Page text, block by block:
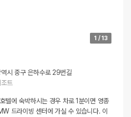
1 / 13
시 중구 은하수로 29번길
트
텔에 숙박하시는 경우 차로 1분이면 영종
드라이빙 센터에 가실 수 있습니다. 이